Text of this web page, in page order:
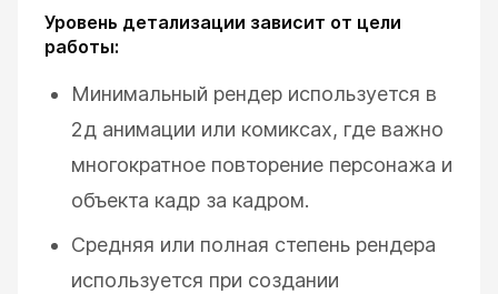
Уровень детализации зависит от цели
работы:
Минимальный рендер используется в
2д анимации или комиксах, где важно
многократное повторение персонажа и
объекта кадр за кадром.
Средняя или полная степень рендера
используется при создании